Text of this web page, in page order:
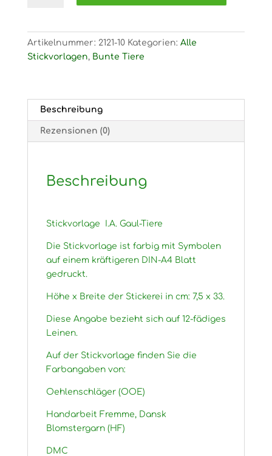
Artikelnummer: 2121-10 Kategorien: Alle
Stickvorlagen, Bunte Tiere
Beschreibung
Rezensionen (0)
Beschreibung
Stickvorlage I.A. Gaul-Tiere
Die Stickvorlage ist farbig mit Symbolen
auf einem kräftigeren DIN-A4 Blatt
gedruckt.
Höhe x Breite der Stickerei in cm: 7,5 x 33.
Diese Angabe bezieht sich auf 12-fädiges
Leinen.
Auf der Stickvorlage finden Sie die
Farbangaben von:
Oehlenschläger (OOE)
Handarbeit Fremme, Dansk
Blomstergarn (HF)
DMC